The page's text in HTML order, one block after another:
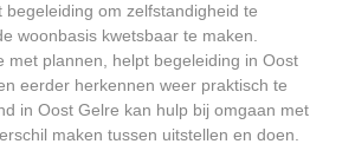
begeleiding om zelfstandigheid te
woonbasis kwetsbaar te maken.
met plannen, helpt begeleiding in Oost
eerder herkennen weer praktisch te
in Oost Gelre kan hulp bij omgaan met
maken tussen uitstellen en doen.